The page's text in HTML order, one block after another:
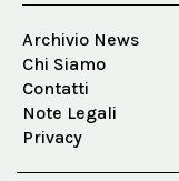
Archivio News
Chi Siamo
Contatti
Note Legali
Privacy